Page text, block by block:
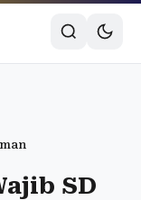
SD